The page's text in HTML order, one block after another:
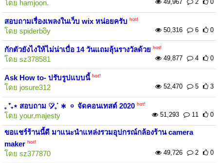
โดย hamjoon. 49,967 2 0
สอบถามเรื่องเพลงในเว็บ wix หน่อยครับ hot!
โดย spiderboิy 50,316 6 0
กักตัวยังไงให้ไม่น่าเบื่อ 14 วันแถมลุ้นรางวัลด้วย hot!
โดย sz378581 49,877 4 0
Ask How to- ปรับรูปแบบนี้ hot!
โดย josure312 52,470 5 3
𓈒 ⁺₊⋆ สอบถาม ♡̷̷̷𓈒ᱸ ∗ 𐄙 จัดคอนเทสต์ 2020 hot!
โดย your,majesty 51,293 11 0
ขอแชร์ร้านนี้ดี มาแนะนำแหล่งรวมอุปกรณ์กล้องร้าน camera
maker hot!
โดย sz377870 49,726 2 0